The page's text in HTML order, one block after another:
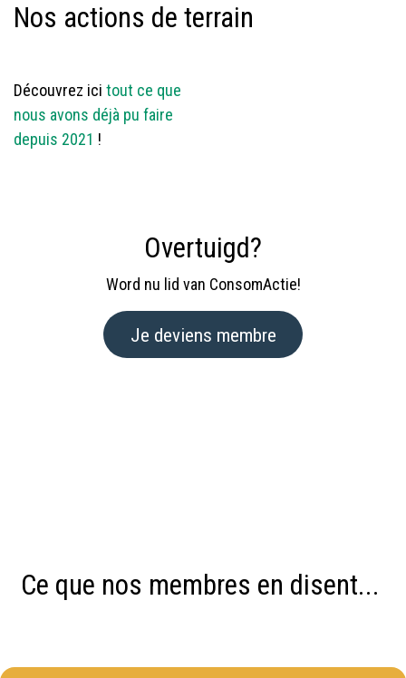
Nos actions de terrain
Découvrez ici tout ce que
nous avons déjà pu faire
depuis 2021 !
Overtuigd?
Word nu lid van ConsomActie!
Je deviens membre
Ce que nos membres en disent...